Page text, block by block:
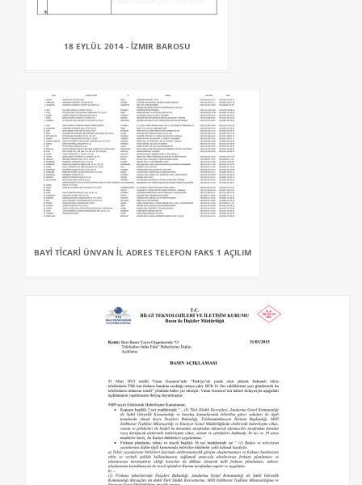
18 EYLÜL 2014 - İZMIR BAROSU
BAYİ TİCARİ ÜNVAN İL ADRES TELEFON FAKS 1 AÇILIM